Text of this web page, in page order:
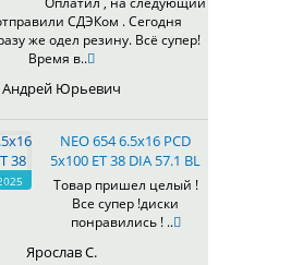
СДЭКом . Сегодня
же одел резину. Всё супер!
Время в..
Андрей Юрьевич
NEO 654 6.5x16 PCD
5x100 ET 38 DIA 57.1 BL
Товар пришел целый !
Все супер !диски
понравились ! ..
Ярослав С.